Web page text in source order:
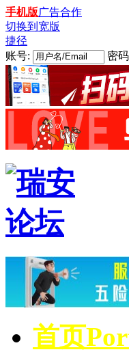
手机版广告合作
切换到宽版
捷径
账号:
密
首页